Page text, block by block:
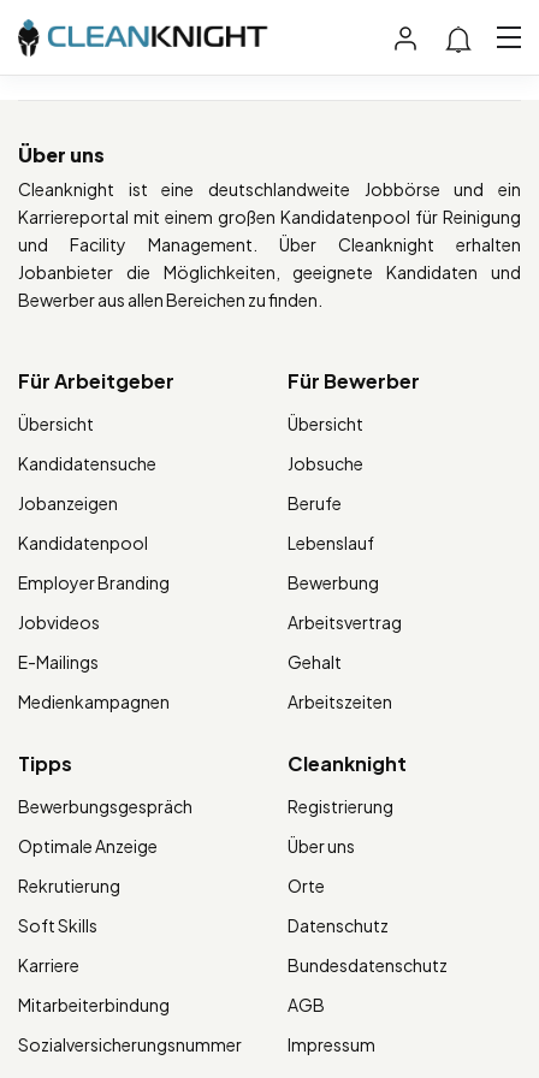
Über uns
Cleanknight ist eine deutschlandweite Jobbörse und ein
Karriereportal mit einem großen Kandidatenpool für Reinigung
und Facility Management. Über Cleanknight erhalten
Jobanbieter die Möglichkeiten, geeignete Kandidaten und
Bewerber aus allen Bereichen zu finden.
Für Arbeitgeber
Übersicht
Kandidatensuche
Jobanzeigen
Kandidatenpool
Employer Branding
Jobvideos
E-Mailings
Medienkampagnen
Für Bewerber
Übersicht
Jobsuche
Berufe
Lebenslauf
Bewerbung
Arbeitsvertrag
Gehalt
Arbeitszeiten
Tipps
Bewerbungsgespräch
Optimale Anzeige
Rekrutierung
Soft Skills
Karriere
Mitarbeiterbindung
Sozialversicherungsnummer
Cleanknight
Registrierung
Über uns
Orte
Datenschutz
Bundesdatenschutz
AGB
Impressum